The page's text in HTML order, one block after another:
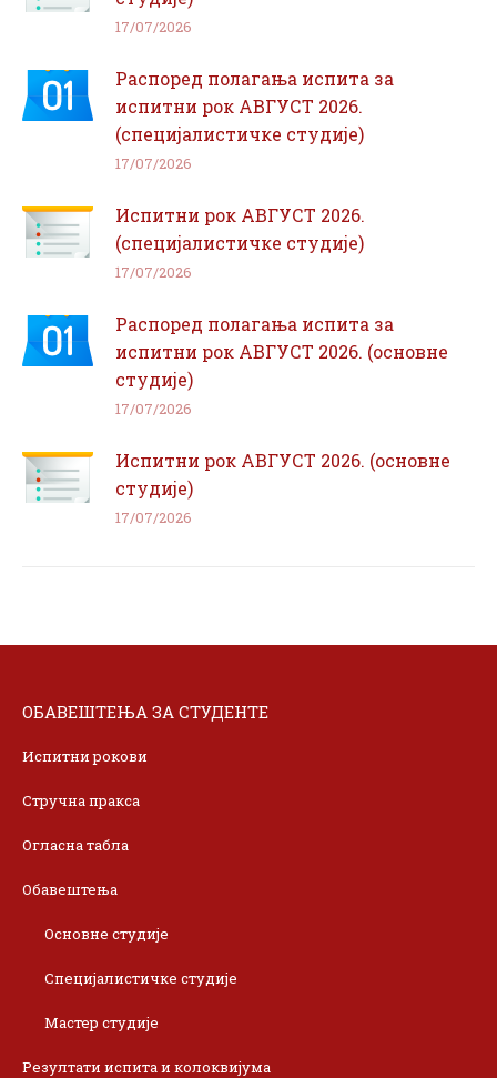
17/07/2026
Распоред полагања испита за
испитни рок АВГУСТ 2026.
(специјалистичке студије)
17/07/2026
Испитни рок АВГУСТ 2026.
(специјалистичке студије)
17/07/2026
Распоред полагања испита за
испитни рок АВГУСТ 2026. (основне
студије)
17/07/2026
Испитни рок АВГУСТ 2026. (основне
студије)
17/07/2026
ОБАВЕШТЕЊА ЗА СТУДЕНТЕ
Испитни рокови
Стручна пракса
Огласна табла
Обавештења
Основне студије
Специјалистичке студије
Мастер студије
Резултати испита и колоквијума